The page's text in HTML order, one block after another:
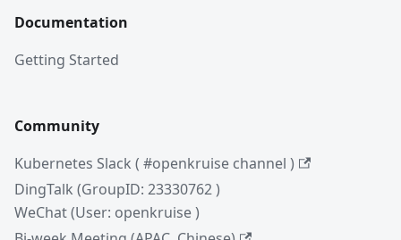
Documentation
Getting Started
Community
Kubernetes Slack ( #openkruise channel )
DingTalk (GroupID: 23330762 )
WeChat (User: openkruise )